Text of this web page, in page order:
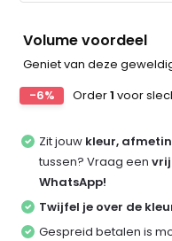
Volume voordeel
Geniet van deze
-6%
Order1 voor
Zit jouw kleur,
tussen? Vraag een
WhatsApp!
Twijfel je over de
Gespreid betalen is